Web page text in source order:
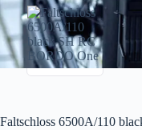
Faltschloss 6500A/110